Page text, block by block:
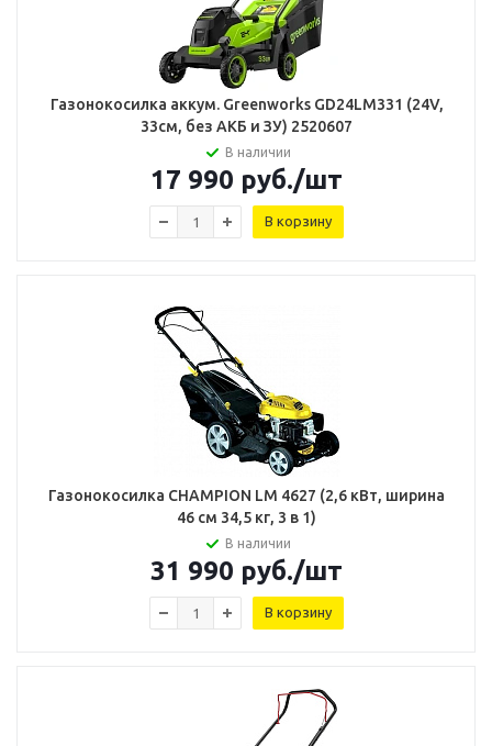
Газонокосилка аккум. Greenworks GD24LM331 (24V,
33см, без АКБ и ЗУ) 2520607
В наличии
17 990 руб./шт
В корзину
Газонокосилка CHAMPION LM 4627 (2,6 кВт, ширина
46 см 34,5 кг, 3 в 1)
В наличии
31 990 руб./шт
В корзину